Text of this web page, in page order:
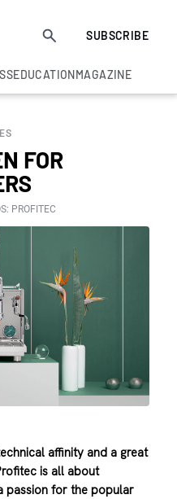
SUBSCRIBE
EDUCATIONMAGAZINE
FOR
PROFITEC
affinity and a great
is all about
passion for the popular